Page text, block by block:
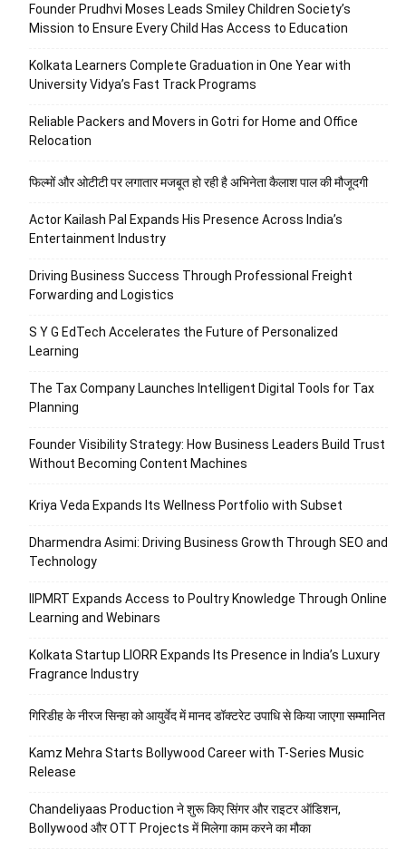
Founder Prudhvi Moses Leads Smiley Children Society’s
Mission to Ensure Every Child Has Access to Education
Kolkata Learners Complete Graduation in One Year with
University Vidya’s Fast Track Programs
Reliable Packers and Movers in Gotri for Home and Office
Relocation
फिल्मों और ओटीटी पर लगातार मजबूत हो रही है अभिनेता कैलाश पाल की मौजूदगी
Actor Kailash Pal Expands His Presence Across India’s
Entertainment Industry
Driving Business Success Through Professional Freight
Forwarding and Logistics
S Y G EdTech Accelerates the Future of Personalized
Learning
The Tax Company Launches Intelligent Digital Tools for Tax
Planning
Founder Visibility Strategy: How Business Leaders Build Trust
Without Becoming Content Machines
Kriya Veda Expands Its Wellness Portfolio with Subset
Dharmendra Asimi: Driving Business Growth Through SEO and
Technology
IIPMRT Expands Access to Poultry Knowledge Through Online
Learning and Webinars
Kolkata Startup LIORR Expands Its Presence in India’s Luxury
Fragrance Industry
गिरिडीह के नीरज सिन्हा को आयुर्वेद में मानद डॉक्टरेट उपाधि से किया जाएगा सम्मानित
Kamz Mehra Starts Bollywood Career with T-Series Music
Release
Chandeliyaas Production ने शुरू किए सिंगर और राइटर ऑडिशन,
Bollywood और OTT Projects में मिलेगा काम करने का मौका